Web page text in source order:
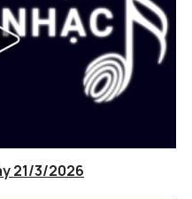
21/3/2026